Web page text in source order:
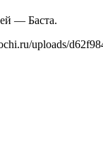
— Баста.
uploads/